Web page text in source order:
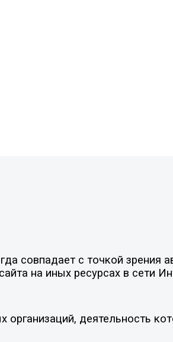
совпадает с точкой зрения
на иных ресурсах в сети
деятельность